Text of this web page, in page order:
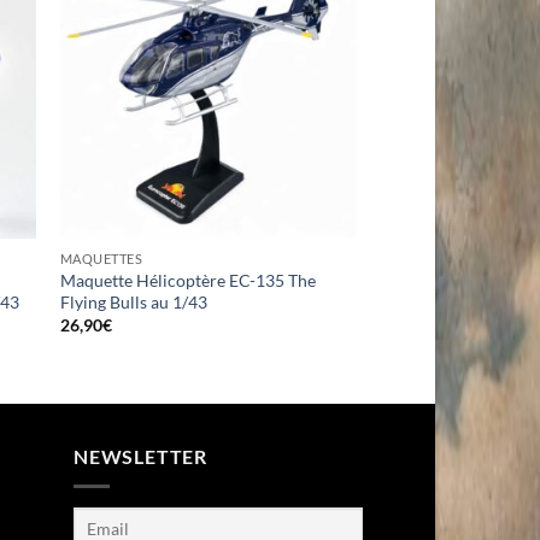
MAQUETTES
Maquette Hélicoptère EC-135 The
Flying Bulls au 1/43
26,90€
NEWSLETTER